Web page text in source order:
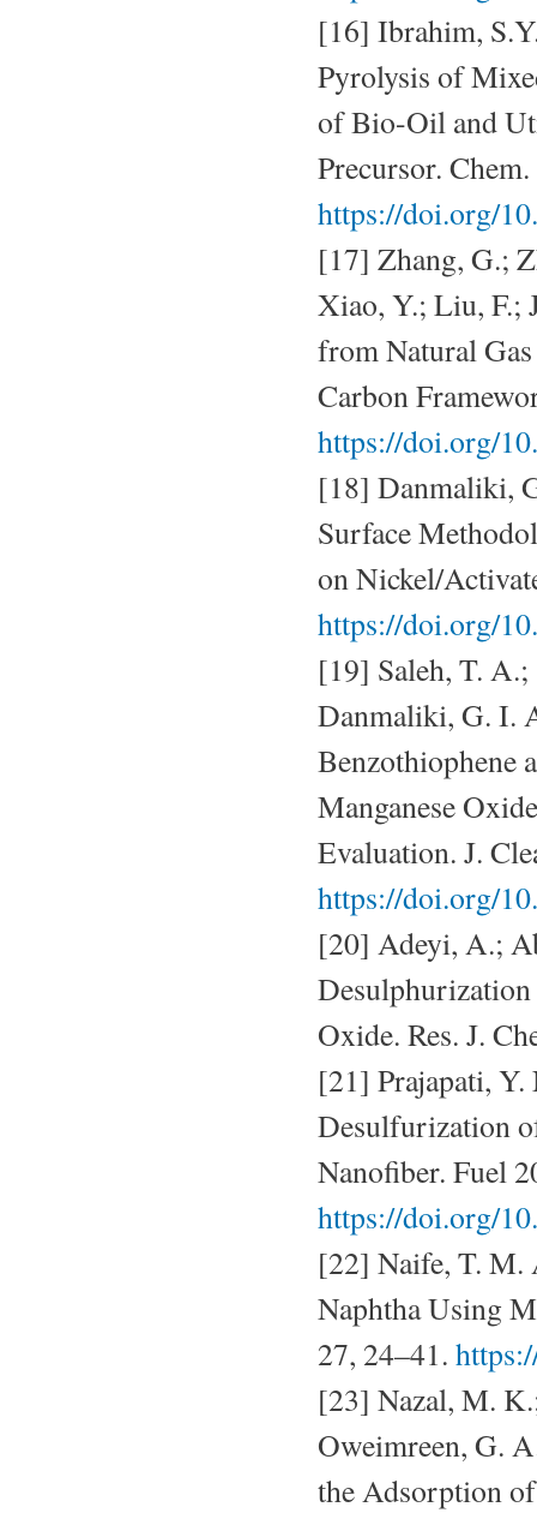
[16] Ibrahim,
Pyrolysis of
of Bio-Oil and
Precursor.
https://doi.org/
[17] Zhang, G.;
Xiao, Y.; Liu, F.;
from Natural
Carbon
https://doi.org/
[18] Danmaliki,
Surface
on Nickel/
https://doi.org/
[19] Saleh, T.
Danmaliki, G. I.
Benzothiophene
Manganese
Evaluation. J.
https://doi.org/
[20] Adeyi, A.;
Oxide. Res. J.
[21] Prajapati,
Desulfurization
Nanofiber. Fuel
https://doi.org/
[22] Naife, T.
Naphtha Using
27, 24–41.
[23] Nazal, M.
Oweimreen, G.
the Adsorption